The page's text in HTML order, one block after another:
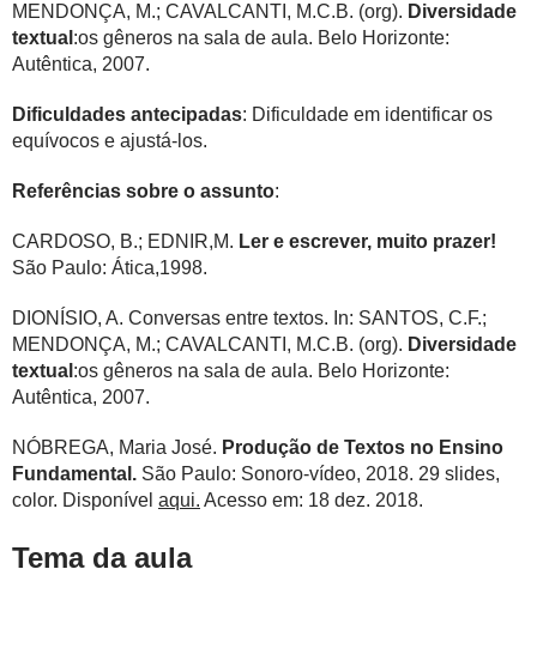
MENDONÇA, M.; CAVALCANTI, M.C.B. (org). Diversidade
textual :os gêneros na sala de aula. Belo Horizonte:
Autêntica, 2007.
Dificuldades antecipadas: Dificuldade em identificar os
equívocos e ajustá-los.
Referências sobre o assunto:
CARDOSO, B.; EDNIR,M. Ler e escrever, muito prazer!
São Paulo: Ática,1998.
DIONÍSIO, A. Conversas entre textos. In: SANTOS, C.F.;
MENDONÇA, M.; CAVALCANTI, M.C.B. (org). Diversidade
textual :os gêneros na sala de aula. Belo Horizonte:
Autêntica, 2007.
NÓBREGA, Maria José. Produção de Textos no Ensino
Fundamental. São Paulo: Sonoro-vídeo, 2018. 29 slides,
color. Disponível aqui. Acesso em: 18 dez. 2018.
Tema da aula